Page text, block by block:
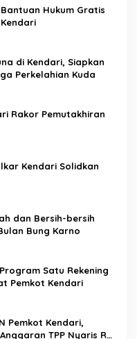
Hukum Gratis
di Kendari, Siapkan
Perkelahian Kuda
Rakor Pemutakhiran
Kendari Solidkan
dan Bersih-bersih
Bung Karno
Satu Rekening
Pemkot Kendari
Pemkot Kendari,
TPP Nyaris Rp